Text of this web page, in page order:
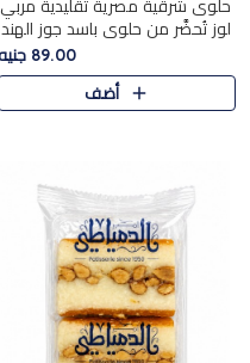
حلوى شرقية مصرية تقليدية مربي
لوز تُحضَّر من حلوى باسد جوز الهند
بقوام طري ومذاق غني، وتُزين
وتغطاه بقطع اللوز الفاخر التي
تضيف لمسة مميزة م..
89.00 جنيه
أضف